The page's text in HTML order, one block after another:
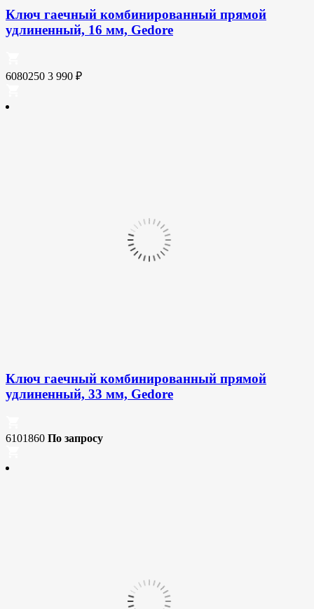
Ключ гаечный комбинированный прямой
удлиненный, 16 мм, Gedore
6080250 3 990 ₽
Ключ гаечный комбинированный прямой
удлиненный, 33 мм, Gedore
6101860 По запросу